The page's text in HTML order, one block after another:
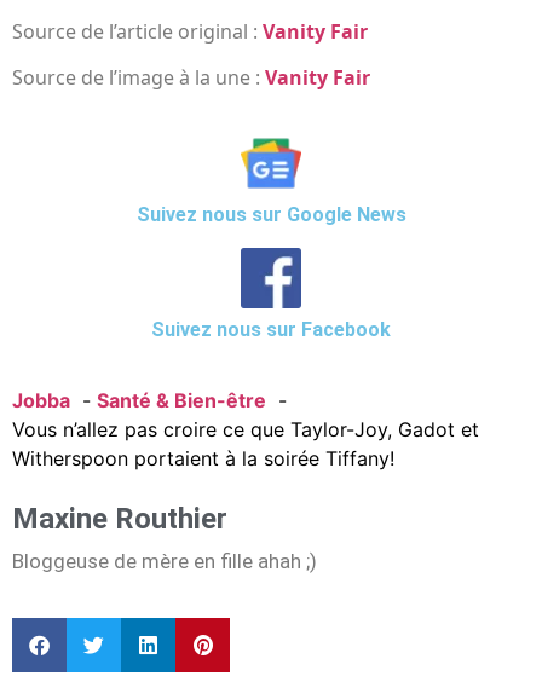
Source de l’article original : Vanity Fair
Source de l’image à la une : Vanity Fair
Suivez nous sur Google News
Suivez nous sur Facebook
Jobba
Santé & Bien-être
Vous n’allez pas croire ce que Taylor-Joy, Gadot et
Witherspoon portaient à la soirée Tiffany!
Maxine Routhier
Bloggeuse de mère en fille ahah ;)